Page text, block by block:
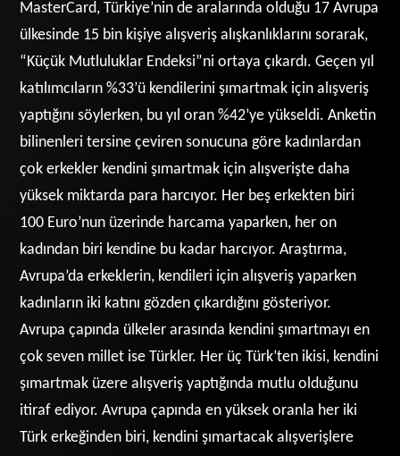
MasterCard, Türkiye’nin de aralarında olduğu 17 Avrupa
ülkesinde 15 bin kişiye alışveriş alışkanlıklarını sorarak,
“Küçük Mutluluklar Endeksi”ni ortaya çıkardı. Geçen yıl
katılımcıların %33’ü kendilerini şımartmak için alışveriş
yaptığını söylerken, bu yıl oran %42’ye yükseldi. Anketin
bilinenleri tersine çeviren sonucuna göre kadınlardan
çok erkekler kendini şımartmak için alışverişte daha
yüksek miktarda para harcıyor. Her beş erkekten biri
100 Euro’nun üzerinde harcama yaparken, her on
kadından biri kendine bu kadar harcıyor. Araştırma,
Avrupa’da erkeklerin, kendileri için alışveriş yaparken
kadınların iki katını gözden çıkardığını gösteriyor.
Avrupa çapında ülkeler arasında kendini şımartmayı en
çok seven millet ise Türkler. Her üç Türk’ten ikisi, kendini
şımartmak üzere alışveriş yaptığında mutlu olduğunu
itiraf ediyor. Avrupa çapında en yüksek oranla her iki
Türk erkeğinden biri, kendini şımartacak alışverişlere